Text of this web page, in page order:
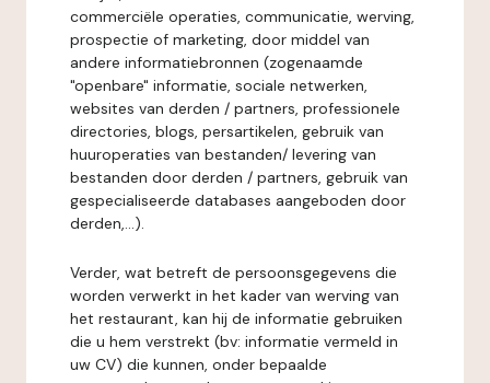
commerciële operaties, communicatie, werving,
prospectie of marketing, door middel van
andere informatiebronnen (zogenaamde
"openbare" informatie, sociale netwerken,
websites van derden / partners, professionele
directories, blogs, persartikelen, gebruik van
huuroperaties van bestanden/ levering van
bestanden door derden / partners, gebruik van
gespecialiseerde databases aangeboden door
derden,...).
Verder, wat betreft de persoonsgegevens die
worden verwerkt in het kader van werving van
het restaurant, kan hij de informatie gebruiken
die u hem verstrekt (bv: informatie vermeld in
uw CV) die kunnen, onder bepaalde